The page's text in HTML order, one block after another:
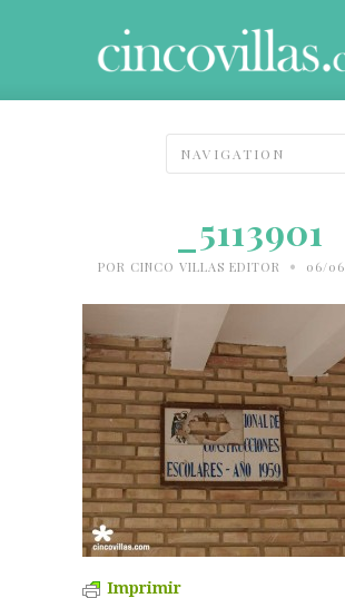
_5113901
POR CINCO VILLAS EDITOR • 06/
Imprimir